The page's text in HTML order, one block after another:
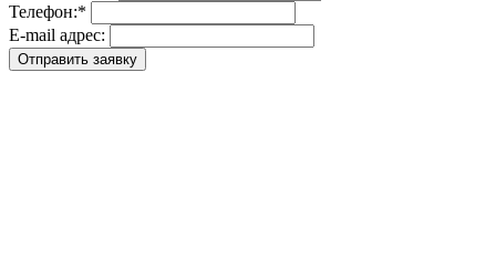
Телефон:*
E-mail адрес: